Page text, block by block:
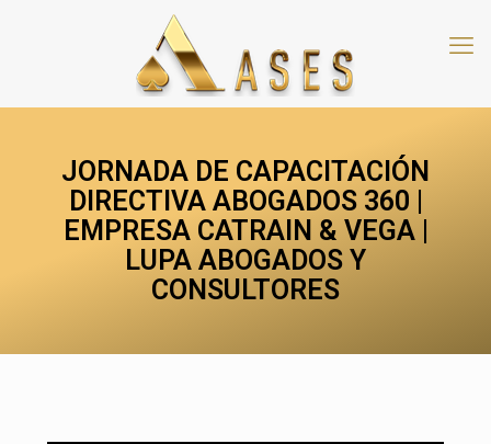
JORNADA DE CAPACITACIÓN
DIRECTIVA ABOGADOS 360 |
EMPRESA CATRAIN & VEGA |
LUPA ABOGADOS Y
CONSULTORES